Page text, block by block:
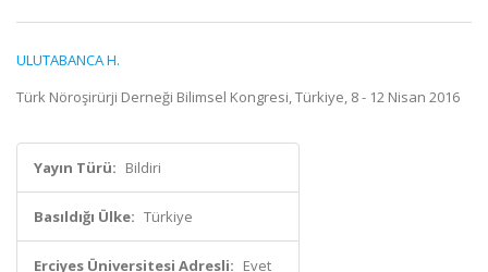
ULUTABANCA H.
Türk Nöroşirürji Derneği Bilimsel Kongresi, Türkiye, 8 - 12 Nisan 2016
Yayın Türü: Bildiri
Basıldığı Ülke: Türkiye
Erciyes Üniversitesi Adresli: Evet